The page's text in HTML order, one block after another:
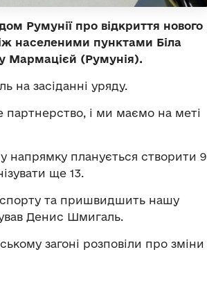
Румунії про відкриття нового
населеними пунктами Біла
Мармацієй (Румунія).
на засіданні уряду.
партнерство, і ми маємо на меті
напрямку планується створити 9
ще 13.
та пришвидшить нашу
Денис Шмигаль.
загоні розповіли про зміни